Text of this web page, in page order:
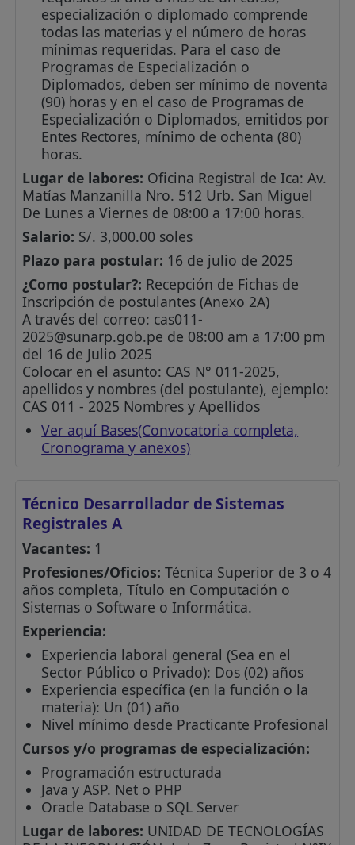
especialización o diplomado comprende
todas las materias y el número de horas
mínimas requeridas. Para el caso de
Programas de Especialización o
Diplomados, deben ser mínimo de noventa
(90) horas y en el caso de Programas de
Especialización o Diplomados, emitidos por
Entes Rectores, mínimo de ochenta (80)
horas.
Lugar de labores: Oficina Registral de Ica: Av.
Matías Manzanilla Nro. 512 Urb. San Miguel
De Lunes a Viernes de 08:00 a 17:00 horas.
Salario: S/. 3,000.00 soles
Plazo para postular: 16 de julio de 2025
¿Como postular?: Recepción de Fichas de
Inscripción de postulantes (Anexo 2A)
A través del correo: cas011-
2025@sunarp.gob.pe de 08:00 am a 17:00 pm
del 16 de Julio 2025
Colocar en el asunto: CAS N° 011-2025,
apellidos y nombres (del postulante), ejemplo:
CAS 011 - 2025 Nombres y Apellidos
Ver aquí Bases(Convocatoria completa,
Cronograma y anexos)
Técnico Desarrollador de Sistemas
Registrales A
Vacantes: 1
Profesiones/Oficios: Técnica Superior de 3 o 4
años completa, Título en Computación o
Sistemas o Software o Informática.
Experiencia:
Experiencia laboral general (Sea en el
Sector Público o Privado): Dos (02) años
Experiencia específica (en la función o la
materia): Un (01) año
Nivel mínimo desde Practicante Profesional
Cursos y/o programas de especialización:
Programación estructurada
Java y ASP. Net o PHP
Oracle Database o SQL Server
Lugar de labores: UNIDAD DE TECNOLOGÍAS